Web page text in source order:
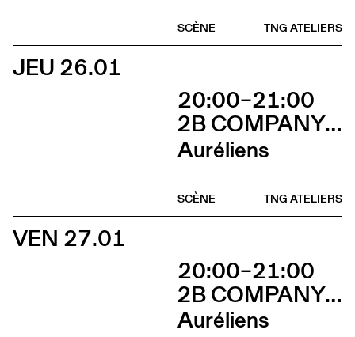
TNG ATELIERS
SCÈNE
JEU 26.01
20:00–21:00
2B COMPANY - FRANÇOIS GREMAUD
Auréliens
TNG ATELIERS
SCÈNE
VEN 27.01
20:00–21:00
2B COMPANY - FRANÇOIS GREMAUD
Auréliens